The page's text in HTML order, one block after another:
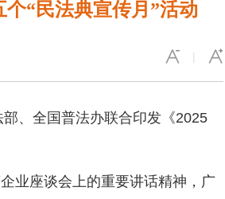
“民法典宣传月”活动
|
、全国普法办联合印发《2025
业座谈会上的重要讲话精神，广